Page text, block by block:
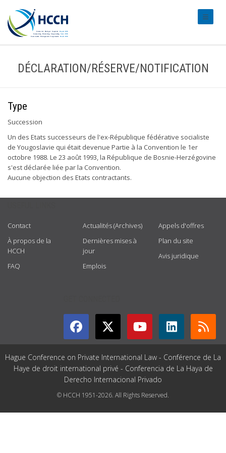
DÉCLARATION/RÉSERVE/NOTIFICATION
Type
Succession
Un des Etats successeurs de l'ex-République fédérative socialiste
de Yougoslavie qui était devenue Partie à la Convention le 1er
octobre 1988. Le 23 août 1993, la République de Bosnie-Herzégovine
s'est déclarée liée par la Convention.
Aucune objection des Etats contractants.
Contact
À propos de la
HCCH
FAQ
Actualités (Archives)
Dernières mises à
jour
Emplois
Appels d'offres
Plan du site
Avis juridique
Hague Conference on Private International Law - Conférence de La
Haye de droit international privé - Conferencia de La Haya de
Derecho Internacional Privado
© HCCH 1951-2026. All Rights Reserved.